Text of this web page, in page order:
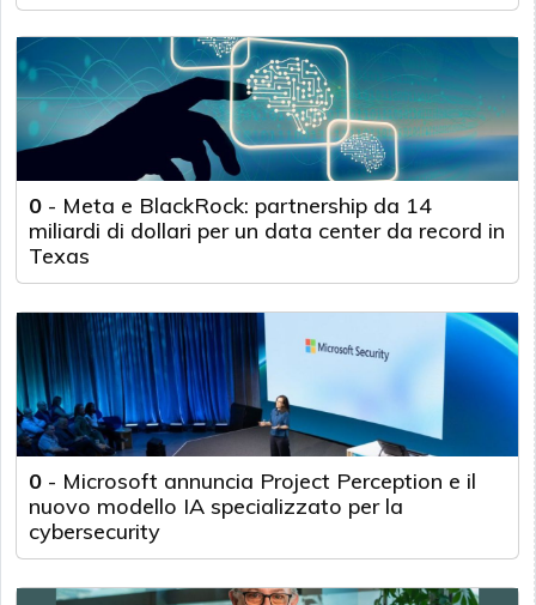
0 - Meta e BlackRock: partnership da 14
miliardi di dollari per un data center da record in
Texas
0 - Microsoft annuncia Project Perception e il
nuovo modello IA specializzato per la
cybersecurity